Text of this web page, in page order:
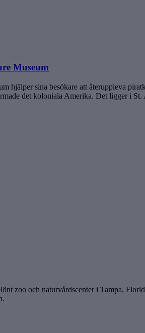
Museum
hjälper sina besökare att återuppleva
det koloniala Amerika. Det ligger i
zoo och naturvårdscenter i Tampa,